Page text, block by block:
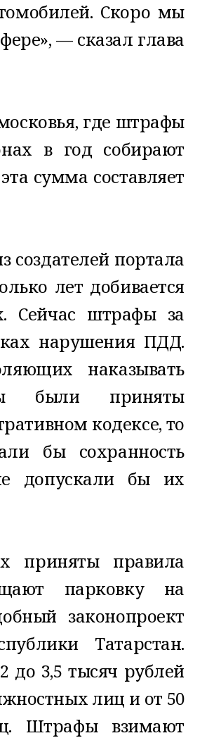
Скоро мы
— сказал глава
где штрафы
в год собирают
сумма составляет
портала
лет добивается
Сейчас штрафы за
нарушения ПДД.
наказывать
были приняты
кодексе, то
бы сохранность
допускали бы их
приняты правила
парковку на
законопроект
Татарстан.
3,5 тысяч рублей
лиц и от 50
Штрафы взимают